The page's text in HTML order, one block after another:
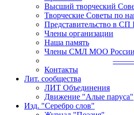
Высший творческий
Творческие Советы по
Представительство в
Члены организации
Наша память
Члены СМЛ МОО России
Контакты
Лит. сообщества
ЛИТ Объединения
Движение "Алые паруса"
Изд. "Серебро слов"